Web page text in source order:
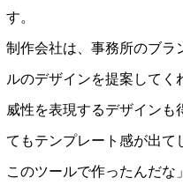
す。
制作会社は、事務所のブラ
ルのデザインを提案して
威性を表現するデザインも
てもテンプレート感が出て
このツールで作ったんだな